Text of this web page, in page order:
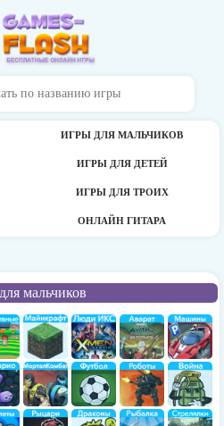
ИГРЫ ДЛЯ МАЛЬЧИКОВ
ИГРЫ ДЛЯ ДЕТЕЙ
ИГРЫ ДЛЯ ТРОИХ
ОНЛАЙН ГИТАРА
мальчиков